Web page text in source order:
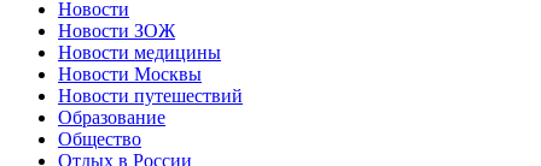
Новости
Новости ЗОЖ
Новости медицины
Новости Москвы
Новости путешествий
Образование
Общество
Отдых в России